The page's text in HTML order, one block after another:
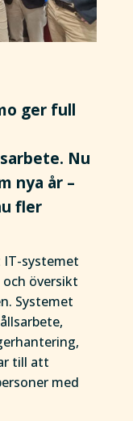
ger full
Nu
nya år –
fler
IT-systemet
översikt
Systemet
till att
med